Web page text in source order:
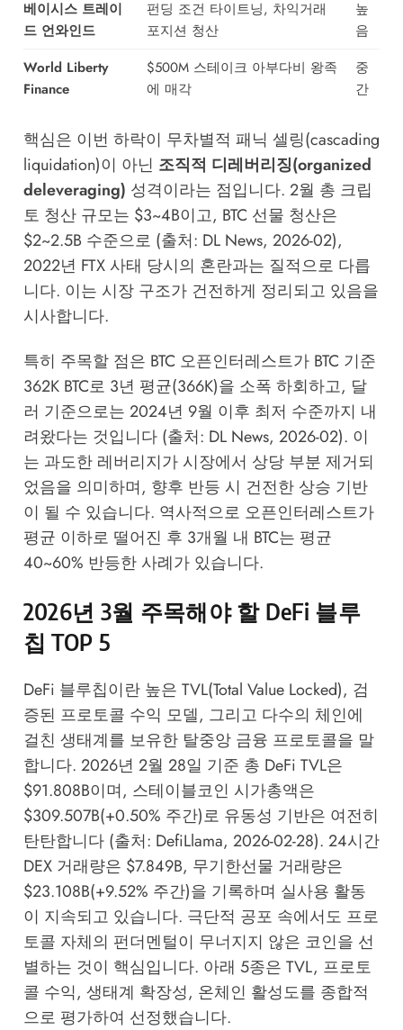
베이시스 트레이
드 언와인드
펀딩 조건 타이트닝, 차익거래
포지션 청산
높
음
World Liberty
Finance
$500M 스테이크 아부다비 왕족
에 매각
중
간
핵심은 이번 하락이 무차별적 패닉 셀링(cascading
liquidation)이 아닌 조직적 디레버리징(organized
deleveraging) 성격이라는 점입니다. 2월 총 크립
토 청산 규모는 $3~4B이고, BTC 선물 청산은
$2~2.5B 수준으로 (출처: DL News, 2026-02),
2022년 FTX 사태 당시의 혼란과는 질적으로 다릅
니다. 이는 시장 구조가 건전하게 정리되고 있음을
시사합니다.
특히 주목할 점은 BTC 오픈인터레스트가 BTC 기준
362K BTC로 3년 평균(366K)을 소폭 하회하고, 달
러 기준으로는 2024년 9월 이후 최저 수준까지 내
려왔다는 것입니다 (출처: DL News, 2026-02). 이
는 과도한 레버리지가 시장에서 상당 부분 제거되
었음을 의미하며, 향후 반등 시 건전한 상승 기반
이 될 수 있습니다. 역사적으로 오픈인터레스트가
평균 이하로 떨어진 후 3개월 내 BTC는 평균
40~60% 반등한 사례가 있습니다.
2026년 3월 주목해야 할 DeFi 블루
칩 TOP 5
DeFi 블루칩이란 높은 TVL(Total Value Locked), 검
증된 프로토콜 수익 모델, 그리고 다수의 체인에
걸친 생태계를 보유한 탈중앙 금융 프로토콜을 말
합니다. 2026년 2월 28일 기준 총 DeFi TVL은
$91.808B이며, 스테이블코인 시가총액은
$309.507B(+0.50% 주간)로 유동성 기반은 여전히
탄탄합니다 (출처: DefiLlama, 2026-02-28). 24시간
DEX 거래량은 $7.849B, 무기한선물 거래량은
$23.108B(+9.52% 주간)을 기록하며 실사용 활동
이 지속되고 있습니다. 극단적 공포 속에서도 프로
토콜 자체의 펀더멘털이 무너지지 않은 코인을 선
별하는 것이 핵심입니다. 아래 5종은 TVL, 프로토
콜 수익, 생태계 확장성, 온체인 활성도를 종합적
으로 평가하여 선정했습니다.